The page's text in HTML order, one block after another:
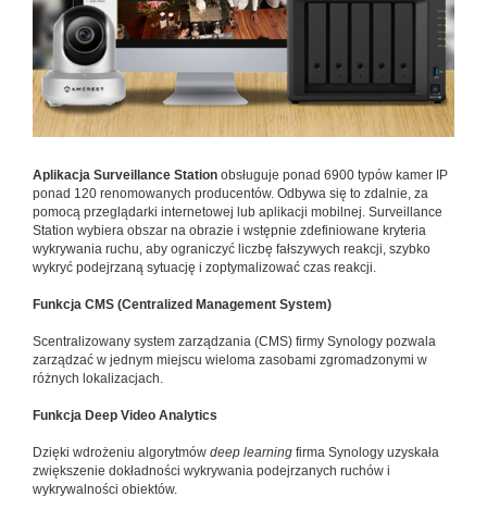
Aplikacja Surveillance Station obsługuje ponad 6900 typów kamer IP
ponad 120 renomowanych producentów. Odbywa się to zdalnie, za
pomocą przeglądarki internetowej lub aplikacji mobilnej. Surveillance
Station wybiera obszar na obrazie i wstępnie zdefiniowane kryteria
wykrywania ruchu, aby ograniczyć liczbę fałszywych reakcji, szybko
wykryć podejrzaną sytuację i zoptymalizować czas reakcji.
Funkcja CMS (Centralized Management System)
Scentralizowany system zarządzania (CMS) firmy Synology pozwala
zarządzać w jednym miejscu wieloma zasobami zgromadzonymi w
różnych lokalizacjach.
Funkcja Deep Video Analytics
Dzięki wdrożeniu algorytmów deep learning firma Synology uzyskała
zwiększenie dokładności wykrywania podejrzanych ruchów i
wykrywalności obiektów.